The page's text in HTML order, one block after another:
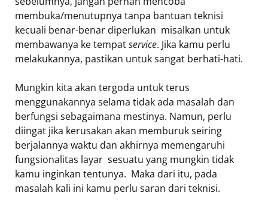
membuka/menutupnya tanpa bantuan teknisi
kecuali benar-benar diperlukan  misalkan untuk
membawanya ke tempatservice. Jika kamu perlu
melakukannya, pastikan untuk sangat berhati-hati.
Mungkin kita akan tergoda untuk terus
menggunakannya selama tidak ada masalah dan
berfungsi sebagaimana mestinya. Namun, perlu
diingat jika kerusakan akan memburuk seiring
berjalannya waktu dan akhirnya memengaruhi
fungsionalitas layar  sesuatu yang mungkin tidak
kamu inginkan tentunya. Maka dari itu, pada
masalah kali ini kamu perlu saran dari teknisi.